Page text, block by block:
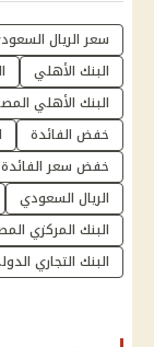
سعر الريال
البنك الأهلي
البنك الأهلي
خفض الفائدة
خفض سعر الفائدة
الريال السعودي
البنك المركزي
البنك التجاري